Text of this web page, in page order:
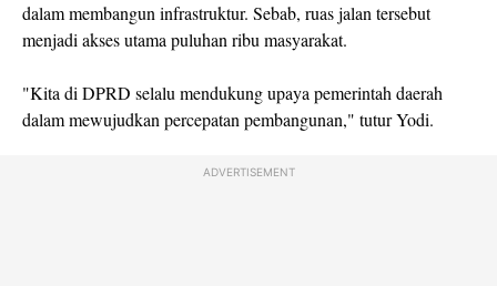
dalam membangun infrastruktur. Sebab, ruas jalan tersebut
menjadi akses utama puluhan ribu masyarakat.
"Kita di DPRD selalu mendukung upaya pemerintah daerah
dalam mewujudkan percepatan pembangunan," tutur Yodi.
ADVERTISEMENT